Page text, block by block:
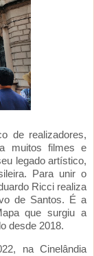
de realizadores,
muitos filmes e
legado artístico,
Para unir o
Ricci realiza
de Santos. É a
que surgiu a
desde 2018.
na Cinelândia